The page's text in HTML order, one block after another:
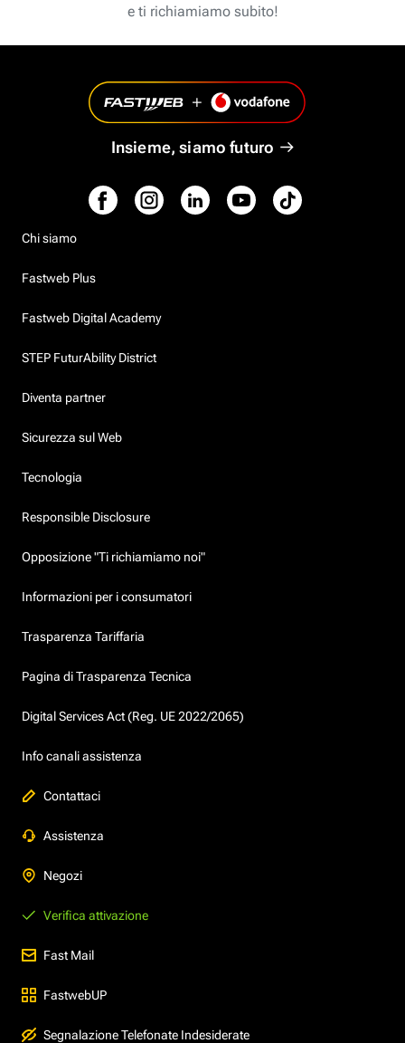
e ti richiamiamo subito!
Insieme, siamo futuro
Chi siamo
Fastweb Plus
Fastweb Digital Academy
STEP FuturAbility District
Diventa partner
Sicurezza sul Web
Tecnologia
Responsible Disclosure
Opposizione "Ti richiamiamo noi"
Informazioni per i consumatori
Trasparenza Tariffaria
Pagina di Trasparenza Tecnica
Digital Services Act (Reg. UE 2022/2065)
Info canali assistenza
Contattaci
Assistenza
Negozi
Verifica attivazione
Fast Mail
FastwebUP
Segnalazione Telefonate Indesiderate